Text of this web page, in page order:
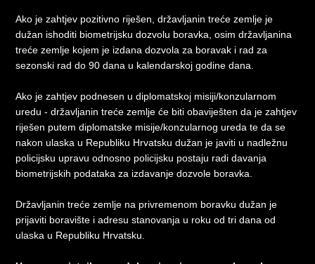
Ako je zahtjev pozitivno riješen, državljanin treće zemlje je
dužan ishoditi biometrijsku dozvolu boravka, osim državljanina
treće zemlje kojem je izdana dozvola za boravak i rad za
sezonski rad do 90 dana u kalendarskoj godine dana.
Ako je zahtjev podnesen u diplomatskoj misiji/konzularnom
uredu - državljanin treće zemlje će biti obaviješten da je zahtjev
riješen putem diplomatske misije/konzularnog ureda te da se
nakon ulaska u Republiku Hrvatsku dužan je javiti u nadležnu
policijsku upravu odnosno policijsku postaju radi davanja
biometrijskih podataka za izdavanje dozvole boravka.
Državljanin treće zemlje na privremenom boravku dužan je
prijaviti boravište i adresu stanovanja u roku od tri dana od
ulaska u Republiku Hrvatsku.